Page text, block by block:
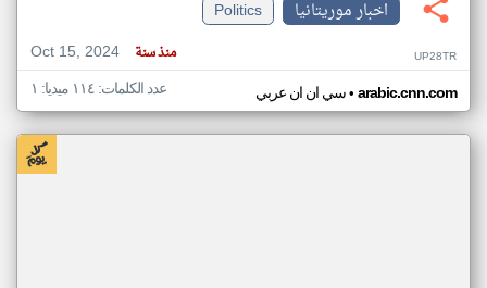
اخبار موريتانيا
Politics
Oct 15, 2024
منذ سنة UP28TR
سي ان ان عربي• arabic.cnn.com عدد الكلمات: ١١٤ ميديا: ١